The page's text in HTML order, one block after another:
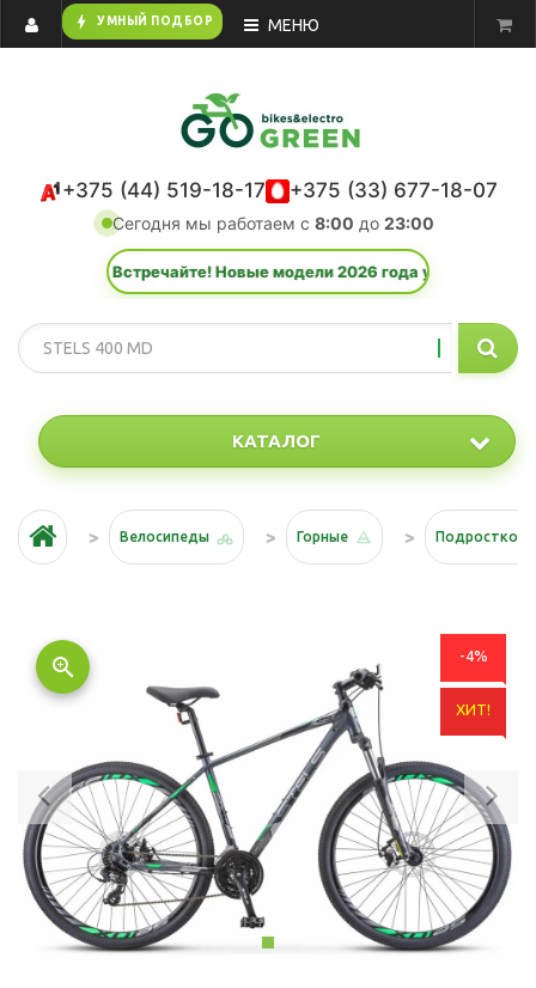
bolt УМНЫЙ ПОДБОР МЕНЮ
+375 (44) 519-18-17 +375 (33) 677-18-07
Сегодня мы работаем с 8:00 до 23:00
🆕 Встречайте! Новые модели 2026 года уже в каталоге!
КАТАЛОГ
Велосипеды Горные
-4%
ХИТ!
zoom_in